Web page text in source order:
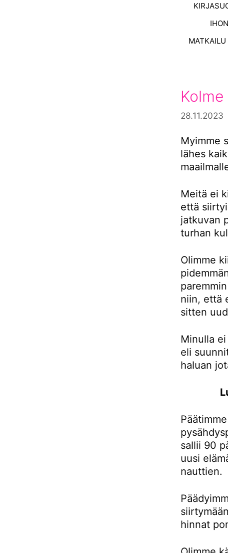
MATKAILU
28.11.2023
Myimme
lähes
Meitä ei
että
jatkuvan
turhan
Olimme
niin, että
sitten
Minulla
eli
haluan
sallii 90
uusi
nauttien.
hinnat